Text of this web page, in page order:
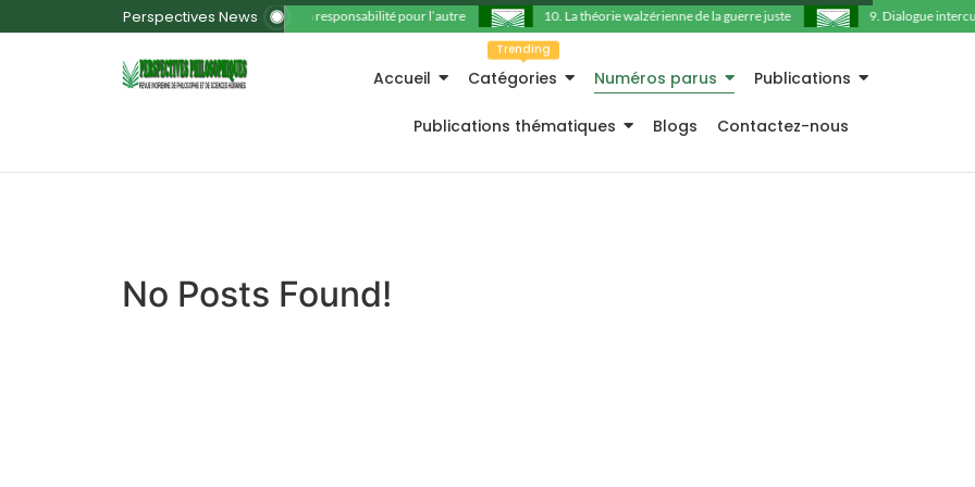
Perspectives News 11. La responsabilité pour l’autre 10. La théorie walzérienne de la guerre juste 9. Dialogue
Accueil Catégories
Trending
Numéros parus Publications
Publications thématiques Blogs Contactez-nous
No Posts Found!